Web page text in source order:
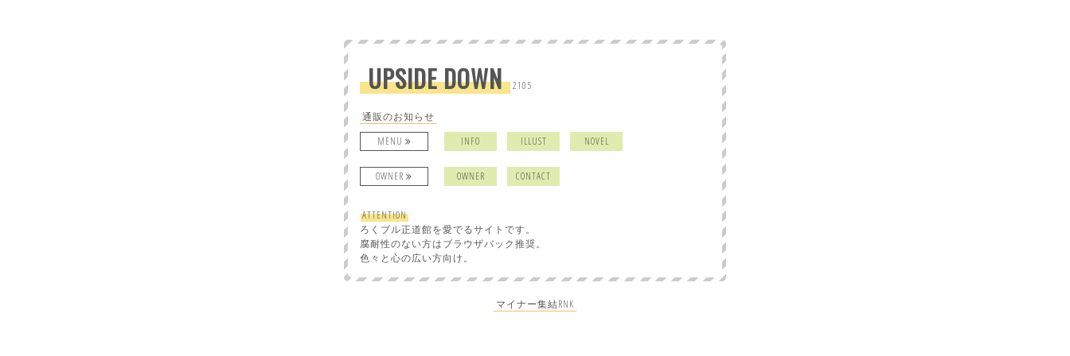
UPSIDE DOWN 2105
通販のお知らせ
MENU
INFO ILLUST NOVEL
OWNER OWNER CONTACT
ATTENTION
ろくブル正道館を愛でるサイトです。
腐耐性のない方はブラウザバック推奨。
色々と心の広い方向け。
マイナー集結RNK